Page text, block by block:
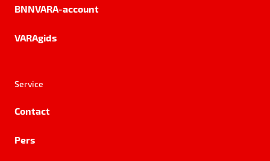
BNNVARA-account
VARAgids
Service
Contact
Pers